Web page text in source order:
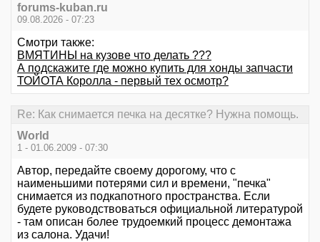
forums-kuban.ru
09.08.2026 - 07:23
Смотри также:
ВМЯТИНЫ на кузове что делать ???
А подскажите где можно купить для хонды запчасти
ТОЙОТА Королла - первый тех осмотр?
Re: Как снимается печка на десятке? Нужна помощь.
World
1 - 01.06.2009 - 07:30
Автор, передайте своему дорогому, что с
наименьшими потерями сил и времени, "печка"
снимается из подкапотного пространства. Если
будете руководствоваться официальной литературой
- там описан более трудоемкий процесс демонтажа
из салона. Удачи!